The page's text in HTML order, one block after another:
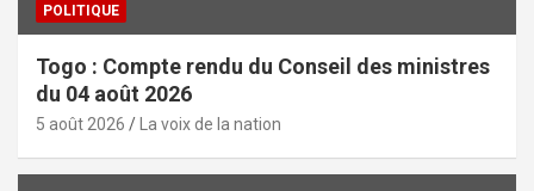
POLITIQUE
Togo : Compte rendu du Conseil des ministres
du 04 août 2026
5 août 2026 La voix de la nation